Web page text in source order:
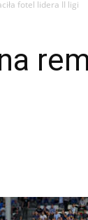
fotel lidera II ligi